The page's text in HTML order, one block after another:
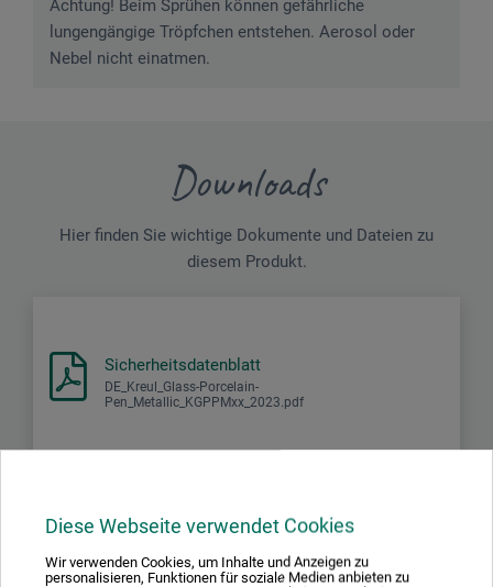
Diese Webseite verwendet Cookies
Wir verwenden Cookies, um Inhalte und Anzeigen zu
personalisieren, Funktionen für soziale Medien anbieten zu
Achtung! Beim Sprühen können gefährliche
lungengängige Tröpfchen entstehen. Aerosol oder
Nebel nicht einatmen.
Downloads
Hier finden Sie wichtige Dokumente und Dateien zu
diesem Produkt.
Sicherheitsdatenblatt
DE_Kreul_Glass-Porcelain-
Pen_Metallic_KGPPMxx_2023.pdf
Produktbewertungen (0)